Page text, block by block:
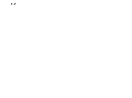
Клиенты